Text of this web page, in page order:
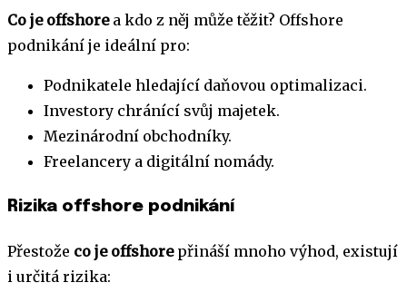
Co je offshorea kdo z něj může těžit? Offshore
podnikání je ideální pro:
Podnikatele hledající daňovou optimalizaci.
Investory chránící svůj majetek.
Mezinárodní obchodníky.
Freelancery a digitální nomády.
Rizika offshore podnikání
Přestože co je offshorepřináší mnoho výhod, existují
i určitá rizika: